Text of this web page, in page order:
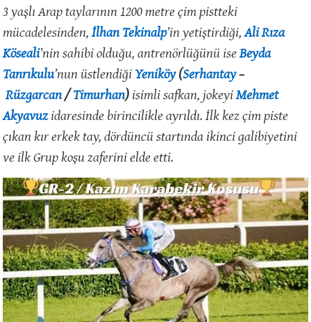
3 yaşlı Arap taylarının 1200 metre çim pistteki
mücadelesinden,İlhan Tekinalp’in yetiştirdiği,Ali Rıza
Köseali’nin sahibi olduğu, antrenörlüğünü iseBeyda
Tanrıkulu’nun üstlendiğiYeniköy(Serhantay–
Rüzgarcan/Timurhan)isimli safkan, jokeyiMehmet
Akyavuzidaresinde birincilikle ayrıldı. İlk kez çim piste
çıkan kır erkek tay, dördüncü startında ikinci galibiyetini
ve ilk Grup koşu zaferini elde etti.